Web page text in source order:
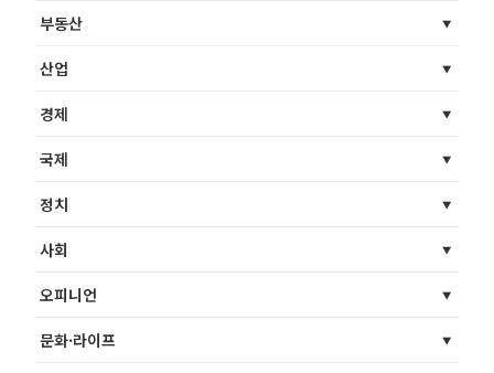
부동산
산업
경제
국제
정치
사회
오피니언
문화·라이프